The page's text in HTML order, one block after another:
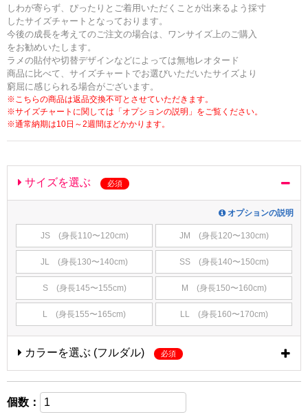
しわが寄らず、ぴったりとご着用いただくことが出来るよう採寸
したサイズチャートとなっております。
今後の成長を考えてのご注文の場合は、ワンサイズ上のご購入
をお勧めいたします。
ラメの貼付や切替デザインなどによっては無地レオタード
商品に比べて、サイズチャートでお選びいただいたサイズより
窮屈に感じられる場合がございます。
※こちらの商品は返品交換不可とさせていただきます。
※サイズチャートに関しては「オプションの説明」をご覧ください。
※通常納期は10日～2週間ほどかかります。
サイズを選ぶ 必須
オプションの説明
JS (身長110〜120cm) JM (身長120〜130cm)
JL (身長130〜140cm) SS (身長140〜150cm)
S (身長145〜155cm) M (身長150〜160cm)
L (身長155〜165cm) LL (身長160〜170cm)
カラーを選ぶ (フルダル) 必須
個数：